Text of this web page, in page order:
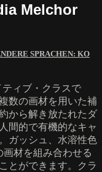
Melchor
SPRACHEN: KO
ティブ・クラスで
数の画材を用いた補
から解き放たれたダ
間的で有機的なキャ
ガッシュ、水溶性色
材を組み合わせる
とができます。クラ